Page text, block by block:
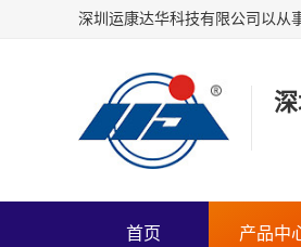
首页 产品中